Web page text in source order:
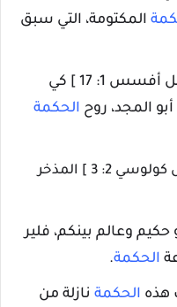
المكتومة، التي سبق
11. [ رسالة بولس الرسول إلى أهل أفسس 1: 17 ] كي
المجد، روح الحكمة
12. [ رسالة بولس الرسول إلى أهل كولوسي 2: 3 ] المذخر
3: 13 ] من هو حكيم وعالم بينكم، فلير
الحكمة.
الحكمة نازلة من